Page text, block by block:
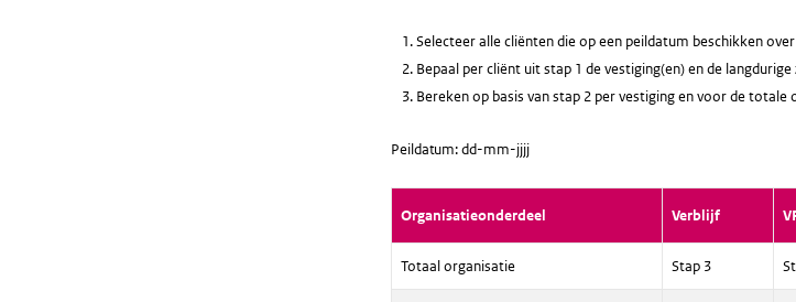
Selecteer alle cliënten die op een peildatum beschikken
Bepaal per cliënt uit stap 1 de vestiging(en) en de
Bereken op basis van stap 2 per vestiging en voor de
Peildatum: dd-mm-jjjj
Organisatieonderdeel Verblijf
Totaal organisatie Stap 3